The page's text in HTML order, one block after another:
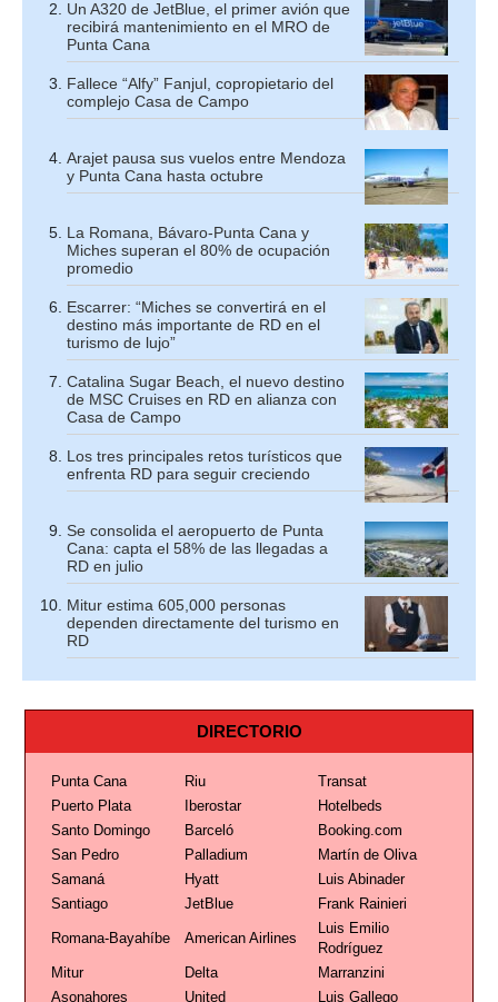
Un A320 de JetBlue, el primer avión que
recibirá mantenimiento en el MRO de
Punta Cana
Fallece “Alfy” Fanjul, copropietario del
complejo Casa de Campo
Arajet pausa sus vuelos entre Mendoza
y Punta Cana hasta octubre
La Romana, Bávaro-Punta Cana y
Miches superan el 80% de ocupación
promedio
Escarrer: “Miches se convertirá en el
destino más importante de RD en el
turismo de lujo”
Catalina Sugar Beach, el nuevo destino
de MSC Cruises en RD en alianza con
Casa de Campo
Los tres principales retos turísticos que
enfrenta RD para seguir creciendo
Se consolida el aeropuerto de Punta
Cana: capta el 58% de las llegadas a
RD en julio
Mitur estima 605,000 personas
dependen directamente del turismo en
RD
DIRECTORIO
Punta Cana Riu
Transat
Puerto Plata
Iberostar
Hotelbeds
Santo Domingo
Barceló
Booking.com
San Pedro
Palladium
Martín de Oliva
Samaná
Hyatt
Luis Abinader
Santiago
JetBlue Frank Rainieri
Romana-Bayahíbe American Airlines
Luis Emilio
Rodríguez
Mitur
Delta
Marranzini
Asonahores
United Luis Gallego